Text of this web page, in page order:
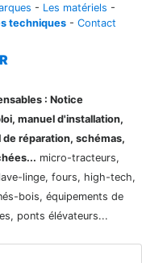
- Les matériels -
techniques - Contact
: Notice
manuel d'installation,
réparation, schémas,
micro-tracteurs,
linge, fours, high-tech,
bois, équipements de
ponts élévateurs...